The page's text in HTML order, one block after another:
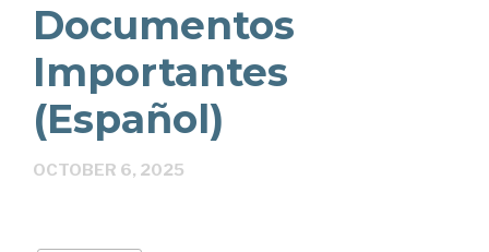
Documentos
Importantes
(Español)
OCTOBER 6, 2025